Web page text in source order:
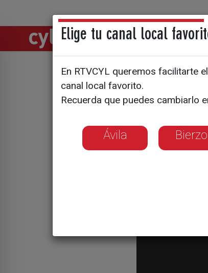
Directos
Una
Elige tu canal local
En RTVCYL queremos facilitarte
canal local favorito.
Recuerda que puedes cambiarlo
Ávila Bierzo